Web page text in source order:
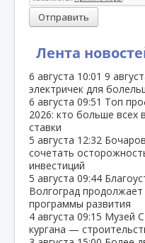
Лента
6 августа 10:01 9
электричек для
6 августа 09:51 Топ
2026: кто больше всех
ставки
5 августа 12:32
сочетать
инвестиций
5 августа 09:44
Волгоград
программы развития
4 августа 09:15 Музей
кургана —
Отправить